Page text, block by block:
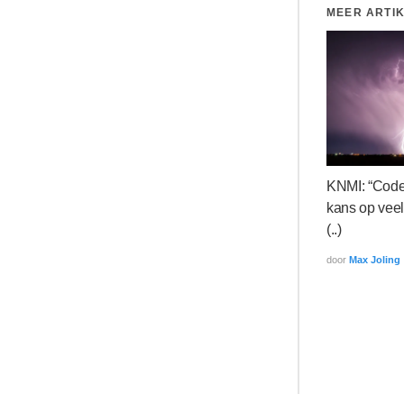
MEER
KNMI:
kans op
(..)
door Max Joling